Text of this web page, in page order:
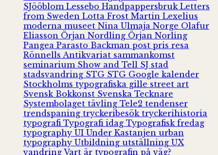
SJööblom Lessebo Handpappersbruk Letters
from Sweden Lotta Frost Martin Lexelius
moderna museet Nina Ulmaja Norge Olafur
Eliasson Örjan Nordling Örjan Norling
Pangea Parasto Backman post pris resa
Rönnells Antikvariat sammankomst
seminarium Show and Tell SJ stad
stadsvandring STG STG Google kalender
Stockholms typografiska gille street art
Svensk Bokkonst Svenska Tecknare
Systembolaget tävling Tele2 tendenser
trendspaning tryckeribesök tryckerihistoria
typografi Typografi idag Typografisk fredag
typography UI Under Kastanjen urban
typography Utbildning utställning UX
vandring Vart är typografin på väg?